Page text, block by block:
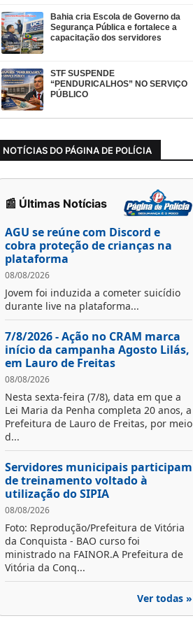
Bahia cria Escola de Governo da
Segurança Pública e fortalece a
capacitação dos servidores
STF SUSPENDE
“PENDURICALHOS” NO SERVIÇO
PÚBLICO
NOTÍCIAS DO PÁGINA DE POLÍCIA
📰 Últimas Notícias
AGU se reúne com Discord e
cobra proteção de crianças na
plataforma
08/08/2026
Jovem foi induzida a cometer suicídio
durante live na plataforma...
7/8/2026 - Ação no CRAM marca
início da campanha Agosto Lilás,
em Lauro de Freitas
08/08/2026
Nesta sexta-feira (7/8), data em que a
Lei Maria da Penha completa 20 anos, a
Prefeitura de Lauro de Freitas, por meio
d...
Servidores municipais participam
de treinamento voltado à
utilização do SIPIA
08/08/2026
Foto: Reprodução/Prefeitura de Vitória
da Conquista - BAO curso foi
ministrado na FAINOR.A Prefeitura de
Vitória da Conq...
Ver todas »